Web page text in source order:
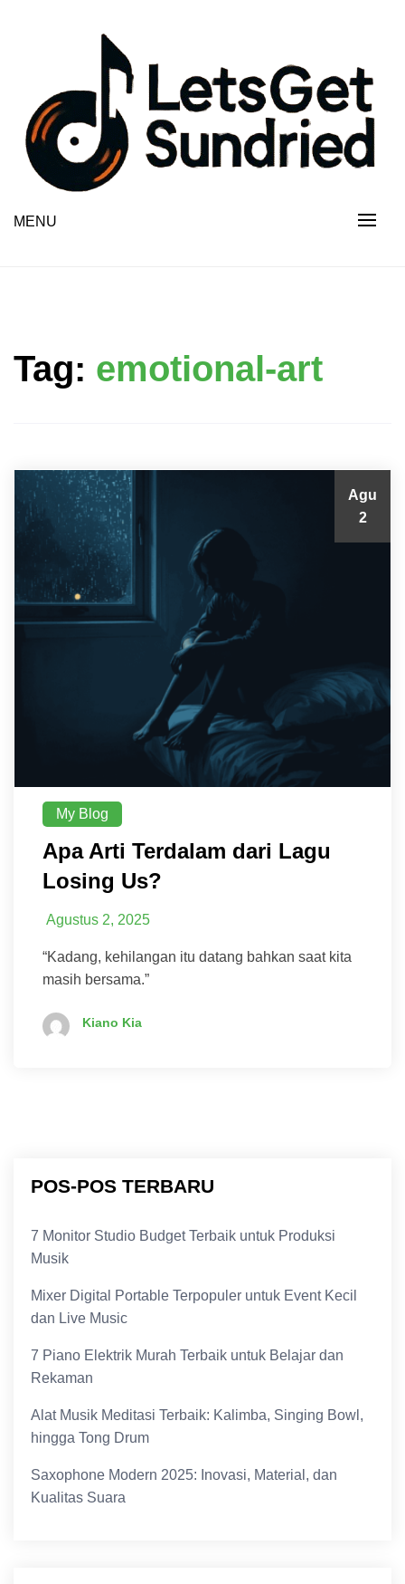
MENU
Tag: emotional-art
Agu
2
My Blog
Apa Arti Terdalam dari Lagu
Losing Us?
Agustus 2, 2025
“Kadang, kehilangan itu datang bahkan saat kita
masih bersama.”
Kiano Kia
POS-POS TERBARU
7 Monitor Studio Budget Terbaik untuk Produksi
Musik
Mixer Digital Portable Terpopuler untuk Event Kecil
dan Live Music
7 Piano Elektrik Murah Terbaik untuk Belajar dan
Rekaman
Alat Musik Meditasi Terbaik: Kalimba, Singing Bowl,
hingga Tong Drum
Saxophone Modern 2025: Inovasi, Material, dan
Kualitas Suara